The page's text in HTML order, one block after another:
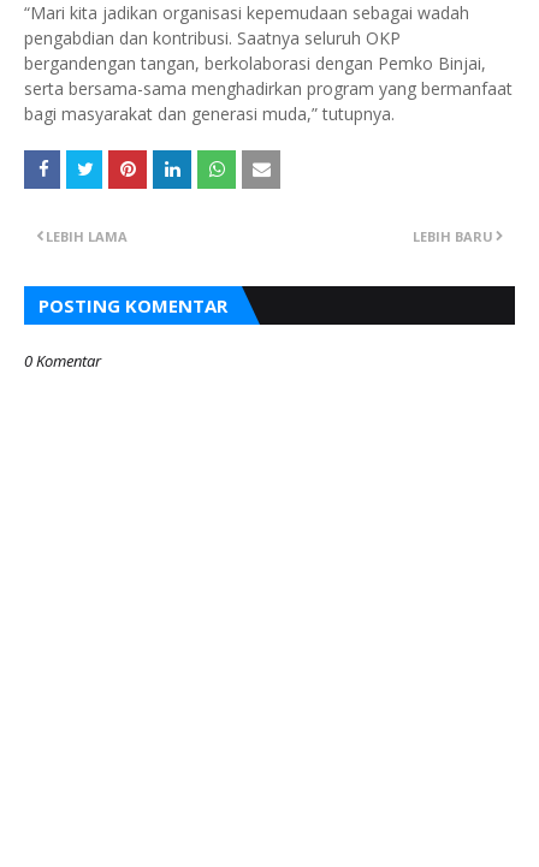
“Mari kita jadikan organisasi kepemudaan sebagai wadah
pengabdian dan kontribusi. Saatnya seluruh OKP
bergandengan tangan, berkolaborasi dengan Pemko Binjai,
serta bersama-sama menghadirkan program yang bermanfaat
bagi masyarakat dan generasi muda,” tutupnya.
LEBIH BARU
LEBIH LAMA
POSTING KOMENTAR
0 Komentar